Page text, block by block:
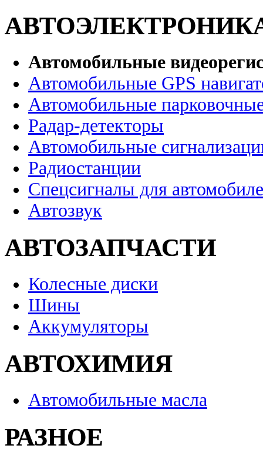
Автомобильные
Автомобильные GPS
Автомобильные
Радар-детекторы
Автомобильные
Радиостанции
Спецсигналы для
Автозвук
АВТОЗАПЧАСТИ
Колесные диски
Шины
Аккумуляторы
АВТОХИМИЯ
Автомобильные масла
РАЗНОЕ